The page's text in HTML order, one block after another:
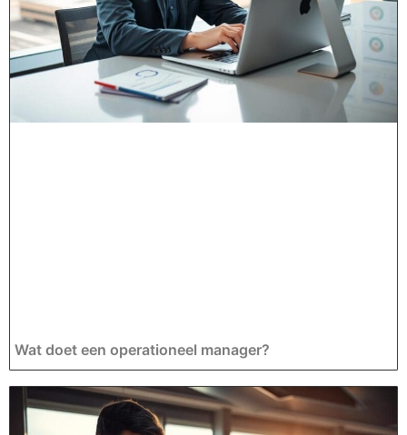
Wat doet een operationeel manager?